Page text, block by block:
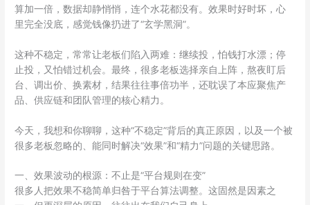
算加一倍，数据却静悄悄，连个水花都没有。效果时好时坏，心
里完全没底，感觉钱像扔进了“玄学黑洞”。
这种不稳定，常常让老板们陷入两难：继续投，怕钱打水漂；停
止投，又怕错过机会。最终，很多老板选择亲自上阵，熬夜盯后
台、调出价、换素材，结果往往事倍功半，还耽误了本应聚焦产
品、供应链和团队管理的核心精力。
今天，我想和你聊聊，这种“不稳定”背后的真正原因，以及一个被
很多老板忽略的、能同时解决“效果”和“精力”问题的关键思路。
一、效果波动的根源：不止是“平台规则在变”
很多人把效果不稳简单归咎于平台算法调整。这固然是因素之